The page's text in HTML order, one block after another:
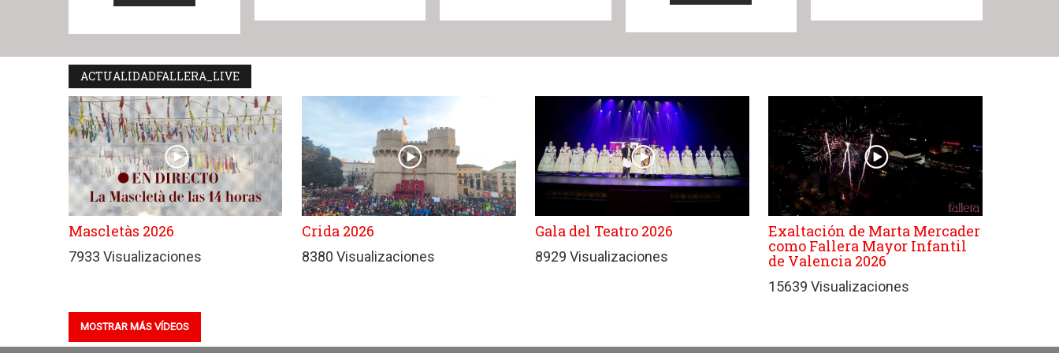
ACTUALIDADFALLERA_LIVE
Mascletàs 2026
7933 Visualizaciones
Crida 2026
8380 Visualizaciones
Gala del Teatro 2026
8929 Visualizaciones
Exaltación de Marta Mercader
como Fallera Mayor Infantil
de Valencia 2026
15639 Visualizaciones
MOSTRAR MÁS VÍDEOS